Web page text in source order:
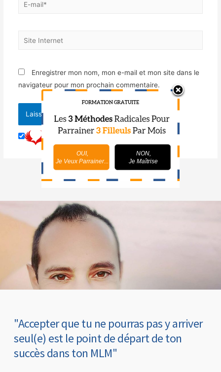
Enregistrer mon nom, mon e-mail et mon site dans le
navigateur pour mon prochain commentaire.
"Accepter que tu ne pourras pas y arriver
seul(e) est le point de départ de ton
succès dans ton MLM"
OUI,
Je Veux Parrainer...
NON,
Je Maîtrise